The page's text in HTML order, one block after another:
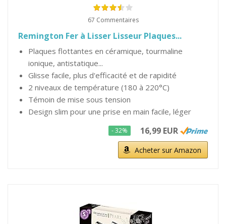
67 Commentaires
Remington Fer à Lisser Lisseur Plaques...
Plaques flottantes en céramique, tourmaline
ionique, antistatique...
Glisse facile, plus d'efficacité et de rapidité
2 niveaux de température (180 à 220°C)
Témoin de mise sous tension
Design slim pour une prise en main facile, léger
- 32% 16,99 EUR
Acheter sur Amazon